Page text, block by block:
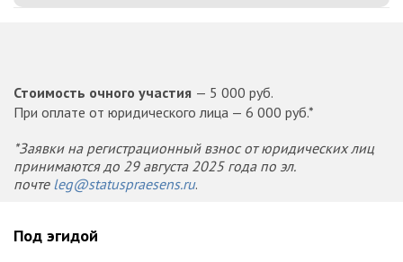
Стоимость очного участия — 5 000 руб.
При оплате от юридического лица — 6 000 руб.*
*Заявки на регистрационный взнос от юридических лиц
принимаются до 29 августа 2025 года по эл.
почте leg@statuspraesens.ru.
Под эгидой